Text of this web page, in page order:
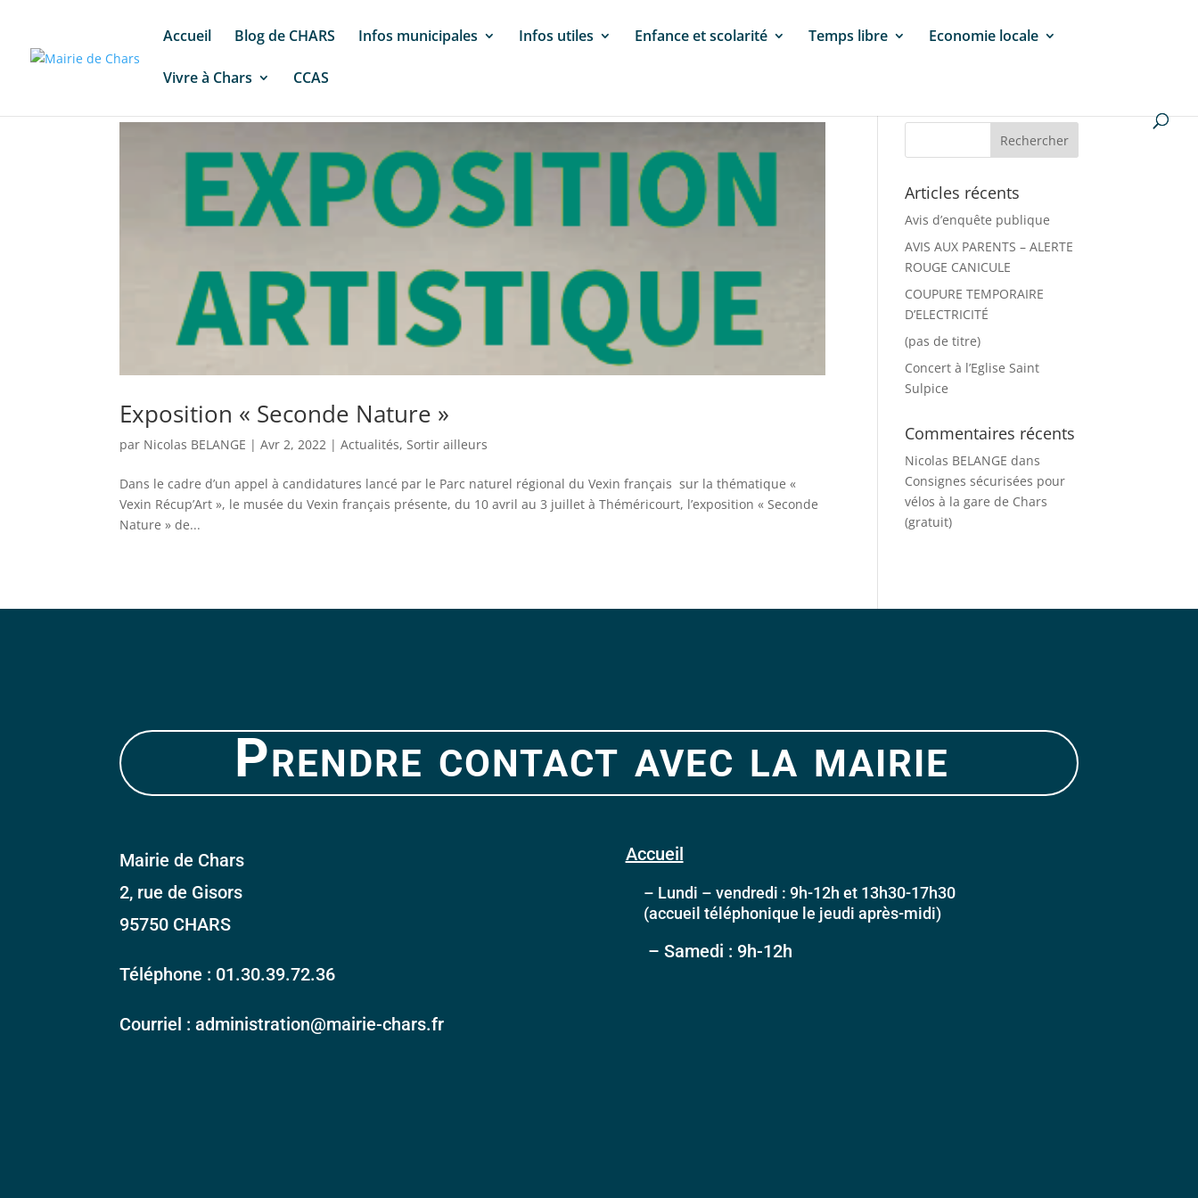
Accueil Blog de CHARS Infos municipales Infos utiles Enfance et scolarité Temps libre Economie locale
Vivre à Chars CCAS
Exposition « Seconde Nature »
par Nicolas BELANGE |Avr 2, 2022 |Actualités, Sortir ailleurs
Dans le cadre d’un appel à candidatures lancé par le Parc naturel régional du Vexin français sur la thématique «
Vexin Récup’Art », le musée du Vexin français présente, du 10 avril au 3 juillet à Théméricourt, l’exposition « Seconde
Nature » de...
Articles récents
Avis d’enquête publique
AVIS AUX PARENTS – ALERTE
ROUGE CANICULE
COUPURE TEMPORAIRE
D’ELECTRICITÉ
(pas de titre)
Concert à l’Eglise Saint
Sulpice
Commentaires récents
Nicolas BELANGE dans
Consignes sécurisées pour
vélos à la gare de Chars
(gratuit)
Prendre contact avec la mairie
Mairie de Chars
2, rue de Gisors
95750 CHARS
Téléphone : 01.30.39.72.36
Courriel : administration@mairie-chars.fr
Accueil
– Lundi – vendredi : 9h-12h et 13h30-17h30
(accueil téléphonique le jeudi après-midi)
– Samedi : 9h-12h